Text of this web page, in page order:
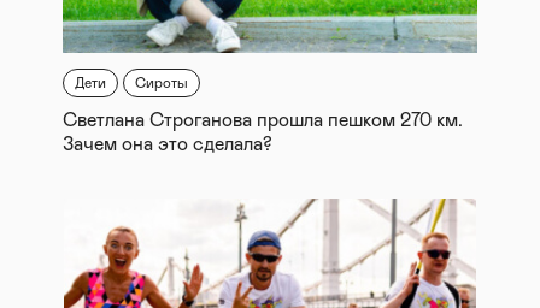
Дети Сироты
Светлана Строганова прошла пешком 270 км.
Зачем она это сделала?